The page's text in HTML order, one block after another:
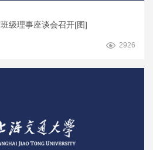
级理事座谈会召开[图]
2926